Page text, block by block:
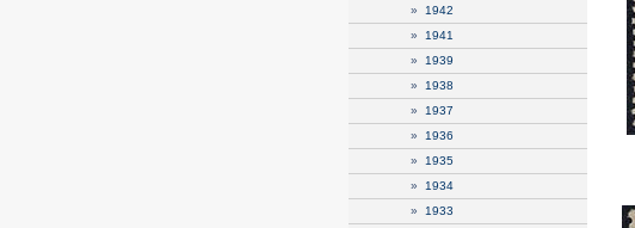
» 1942
» 1941
» 1939
» 1938
» 1937
» 1936
» 1935
» 1934
» 1933